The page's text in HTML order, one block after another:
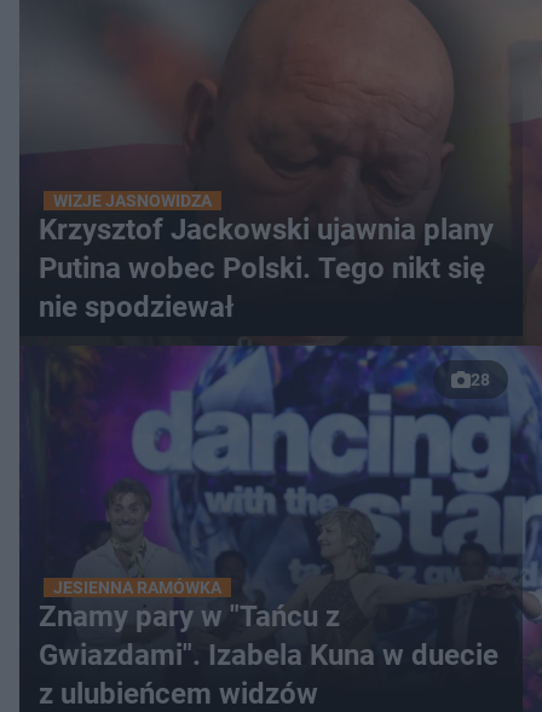
WIZJE JASNOWIDZA
Krzysztof Jackowski ujawnia plany
Putina wobec Polski. Tego nikt się
nie spodziewał
28
JESIENNA RAMÓWKA
Znamy pary w "Tańcu z
Gwiazdami". Izabela Kuna w duecie
z ulubieńcem widzów